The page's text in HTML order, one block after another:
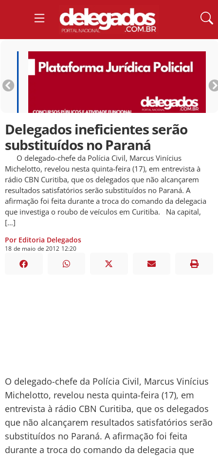
Delegados ineficientes serão
substituídos no Paraná
O delegado-chefe da Polícia Civil, Marcus Vinícius
Michelotto, revelou nesta quinta-feira (17), em entrevista à
rádio CBN Curitiba, que os delegados que não alcançarem
resultados satisfatórios serão substituídos no Paraná. A
afirmação foi feita durante a troca do comando da delegacia
que investiga o roubo de veículos em Curitiba. Na capital,
[…]
Por Editoria Delegados
18 de maio de 2012 12:20
O delegado-chefe da Polícia Civil, Marcus Vinícius
Michelotto, revelou nesta quinta-feira (17), em
entrevista à rádio CBN Curitiba, que os delegados
que não alcançarem resultados satisfatórios serão
substituídos no Paraná. A afirmação foi feita
durante a troca do comando da delegacia que